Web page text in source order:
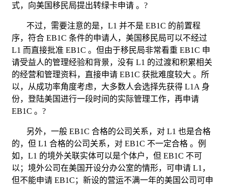
式，向美国移民局提出转绿卡申请 。 ?
不过，需要注意的是，L1并不是 EB1C 的前置程
序，符合 EB1C 条件的申请人，美国移民局可以不经过
L1 而直接批准 EB1C 。但由于移民局非常看重 EB1C 申
请受益人的管理经验和背景，没有 L1 的过渡和积累相关
的经营和管理资料，直接申请 EB1C 获批难度较大 。所
以，从成功率角度考虑，大多数人会选择先获得 L1A 身
份，登陆美国进行一段时间的实际管理工作，再申请
EB1C 。 ?
另外，一般 EB1C合格的公司关系，对 L1也是合格
的，但 L1 合格的公司关系，对 EB1C 不一定合格 。例
如， L1 的境外关联实体可以是个体户，但 EB1C 不可
以；境外公司在美国开设分办公室的情形，可申请 L1 ，
但不能申请 EB1C ；新设的营运不满一年的美国公司可申